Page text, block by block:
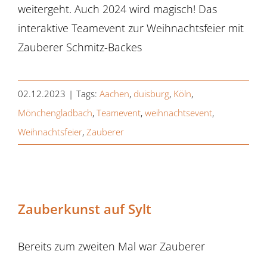
weitergeht. Auch 2024 wird magisch! Das
interaktive Teamevent zur Weihnachtsfeier mit
Zauberer Schmitz-Backes
02.12.2023 | Tags: Aachen, duisburg, Köln,
Mönchengladbach, Teamevent, weihnachtsevent,
Weihnachtsfeier, Zauberer
Zauberkunst auf Sylt
Bereits zum zweiten Mal war Zauberer